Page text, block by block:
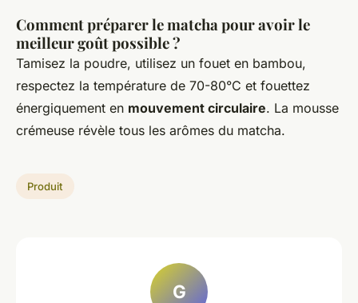
Comment préparer le matcha pour avoir le
meilleur goût possible ?
Tamisez la poudre, utilisez un fouet en bambou,
respectez la température de 70-80°C et fouettez
énergiquement en mouvement circulaire. La mousse
crémeuse révèle tous les arômes du matcha.
Produit
G